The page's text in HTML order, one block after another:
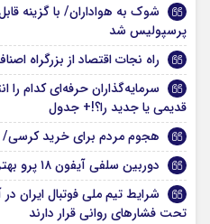
شوک به هواداران/ با گزینه
پرسپولیس شد
راه نجات اقتصاد از بزرگراه
سرمایه‌گذاران حرفه‌ای کدام را
قدیمی یا جدید را؟!+ جدول
هجوم مردم برای خرید
دوربین سلفی آیفون ۱۸ پرو بهتر از آیفون ۱۷ پرو می‌شود؟
تحت فشارهای روانی قرار دارند